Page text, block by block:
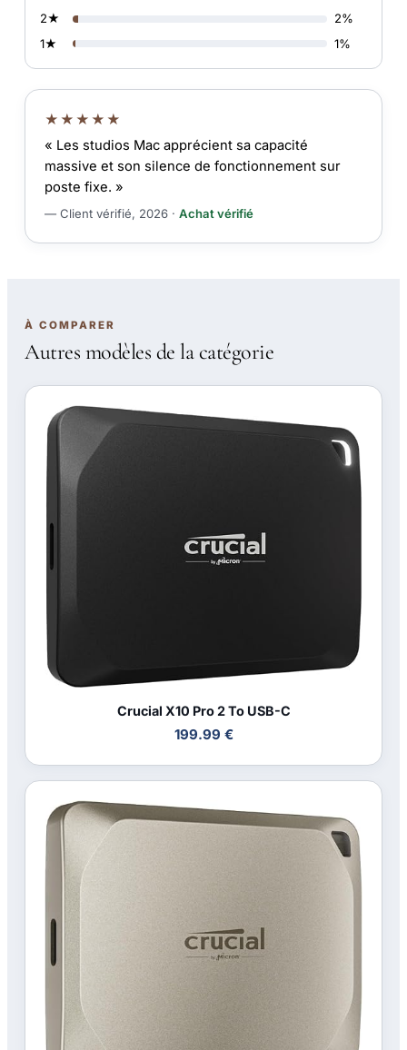
2★
2%
1★
1%
★★★★★
« Les studios Mac apprécient sa capacité
massive et son silence de fonctionnement sur
poste fixe. »
— Client vérifié, 2026 · Achat vérifié
À COMPARER
Autres modèles de la catégorie
Crucial X10 Pro 2 To USB-C
199.99 €